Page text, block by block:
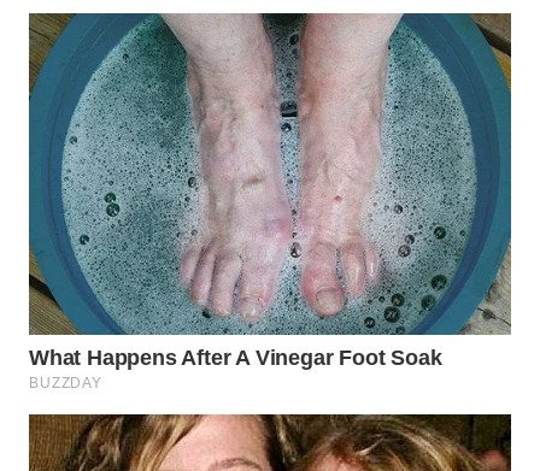
TAPANULI
UTARA
WN
SAMOSIR
WN
PADANG
LAWAS
WN
SUMEDANG
WN